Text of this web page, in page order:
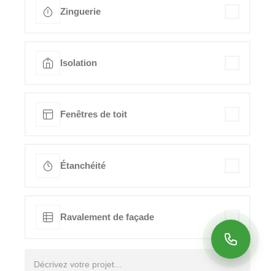
Zinguerie
Isolation
Fenêtres de toit
Étanchéité
Ravalement de façade